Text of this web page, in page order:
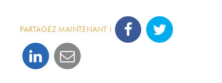
PARTAGEZ MAINTENANT !